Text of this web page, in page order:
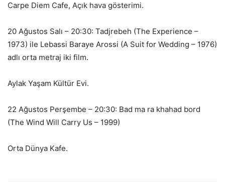
Carpe Diem Cafe, Açık hava gösterimi.
20 Ağustos Salı – 20:30: Tadjrebeh (The Experience –
1973) ile Lebassi Baraye Arossi (A Suit for Wedding – 1976)
adlı orta metraj iki film.
Aylak Yaşam Kültür Evi.
22 Ağustos Perşembe – 20:30: Bad ma ra khahad bord
(The Wind Will Carry Us – 1999)
Orta Dünya Kafe.